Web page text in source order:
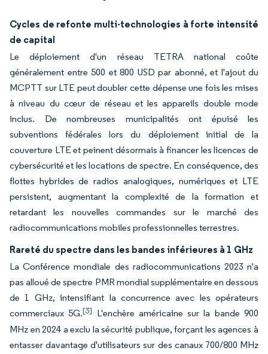
Cycles de refonte multi-technologies à forte intensité
de capital
Le déploiement d'un réseau TETRA national coûte
généralement entre 500 et 800 USD par abonné, et l'ajout du
MCPTT sur LTE peut doubler cette dépense une fois les mises
à niveau du cœur de réseau et les appareils double mode
inclus. De nombreuses municipalités ont épuisé les
subventions fédérales lors du déploiement initial de la
couverture LTE et peinent désormais à financer les licences de
cybersécurité et les locations de spectre. En conséquence, des
flottes hybrides de radios analogiques, numériques et LTE
persistent, augmentant la complexité de la formation et
retardant les nouvelles commandes sur le marché des
radiocommunications mobiles professionnelles terrestres.
Rareté du spectre dans les bandes inférieures à 1 GHz
La Conférence mondiale des radiocommunications 2023 n'a
pas alloué de spectre PMR mondial supplémentaire en dessous
de 1 GHz, intensifiant la concurrence avec les opérateurs
commerciaux 5G.[3] L'enchère américaine sur la bande 900
MHz en 2024 a exclu la sécurité publique, forçant les agences à
entasser davantage d'utilisateurs sur des canaux 700/800 MHz